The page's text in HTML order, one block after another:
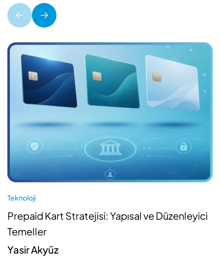
Teknoloji
Prepaid Kart Stratejisi: Yapısal ve Düzenleyici
Temeller
Yasir Akyüz